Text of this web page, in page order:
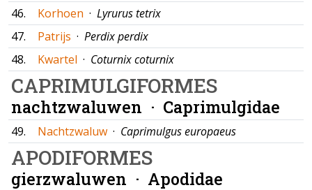
46.
Korhoen · Lyrurus tetrix
47.
Patrijs · Perdix perdix
48.
Kwartel · Coturnix coturnix
CAPRIMULGIFORMES
nachtzwaluwen · Caprimulgidae
49. Nachtzwaluw · Caprimulgus europaeus
APODIFORMES
gierzwaluwen · Apodidae